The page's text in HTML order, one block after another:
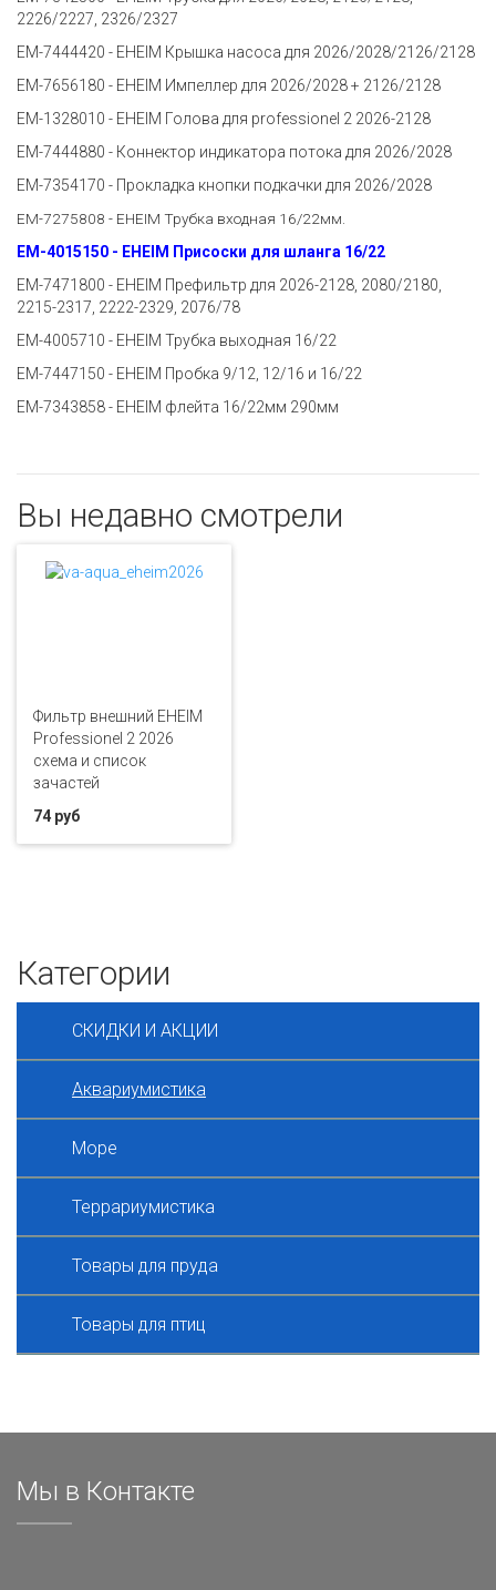
2226/2227, 2326/2327
EM-7444420 - EHEIM Крышка насоса для 2026/2028/2126/2128
EM-7656180 - EHEIM Импеллер для 2026/2028 + 2126/2128
EM-1328010 - EHEIM Голова для professionel 2 2026-2128
EM-7444880 - Коннектор индикатора потока для 2026/2028
EM-7354170 - Прокладка кнопки подкачки для 2026/2028
EM-7275808 - EHEIM Трубка входная 16/22мм.
EM-4015150 - EHEIM Присоски для шланга 16/22
EM-7471800 - EHEIM Префильтр для 2026-2128, 2080/2180,
2215-2317, 2222-2329, 2076/78
EM-4005710 - EHEIM Трубка выходная 16/22
EM-7447150 - EHEIM Пробка 9/12, 12/16 и 16/22
EM-7343858 - EHEIM флейта 16/22мм 290мм
Вы недавно смотрели
Фильтр внешний EHEIM
Professionel 2 2026
схема и список
зачастей
74 руб
Категории
СКИДКИ И АКЦИИ
Аквариумистика
Море
Террариумистика
Товары для пруда
Товары для птиц
Мы в Контакте